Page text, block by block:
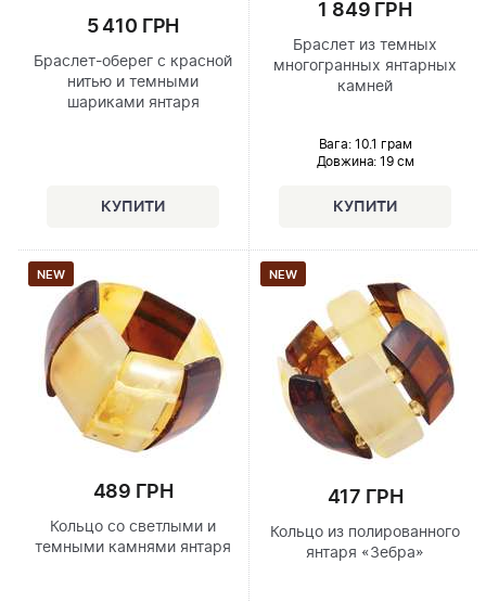
5 410 ГРН
Браслет-оберег с красной
нитью и темными
шариками янтаря
1 849 ГРН
Браслет из темных
многогранных янтарных
камней
Вага: 10.1 грам
Довжина: 19 см
NEW
489 ГРН
Кольцо со светлыми и
темными камнями янтаря
NEW
417 ГРН
Кольцо из полированного
янтаря «Зебра»